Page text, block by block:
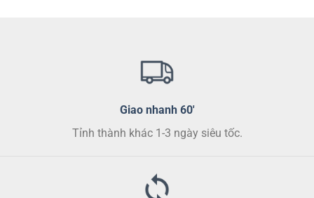
được
Giao nhanh 60'
Tỉnh thành khác 1-3 ngày siêu tốc.